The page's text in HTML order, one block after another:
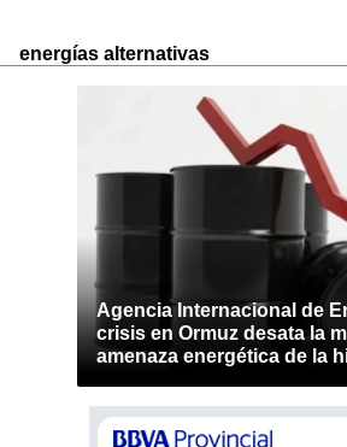
energías alternativas
Agencia Internacional de
crisis en Ormuz desata la
amenaza energética de la